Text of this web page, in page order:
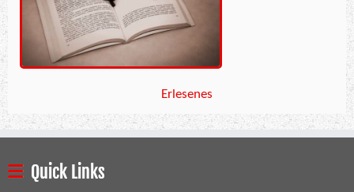
Erlesenes
Quick Links